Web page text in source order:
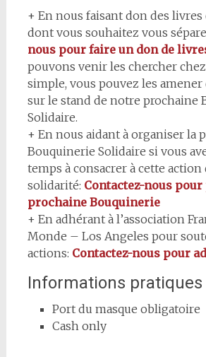
+ En nous faisant don des livres
dont vous souhaitez vous
nous pour faire un don de
pouvons venir les chercher
simple, vous pouvez les
sur le stand de notre prochaine
Solidaire.
+ En nous aidant à organiser la
Bouquinerie Solidaire si vous
temps à consacrer à cette action
solidarité: Contactez-nous
prochaine Bouquinerie
+ En adhérant à l’association
Monde – Los Angeles pour
actions: Contactez-nous pour
Informations pratiques
Port du masque obligatoire
Cash only